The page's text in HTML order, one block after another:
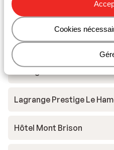
Cookies
Autres
Chevalier
Résidence Club MMV le
Lagrange Prestige Le
Hôtel Mont Brison